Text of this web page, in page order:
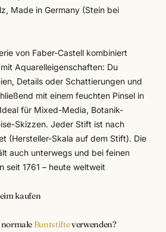
Made in Germany (Stein bei
von Faber-Castell kombiniert
Aquarelleigenschaften: Du
Details oder Schattierungen und
mit einem feuchten Pinsel in
für Mixed-Media, Botanik-
Skizzen. Jeder Stift ist nach
(Hersteller-Skala auf dem Stift). Die
auch unterwegs und bei feinen
seit 1761 – heute weltweit
kaufen
normale Buntstifteverwenden?